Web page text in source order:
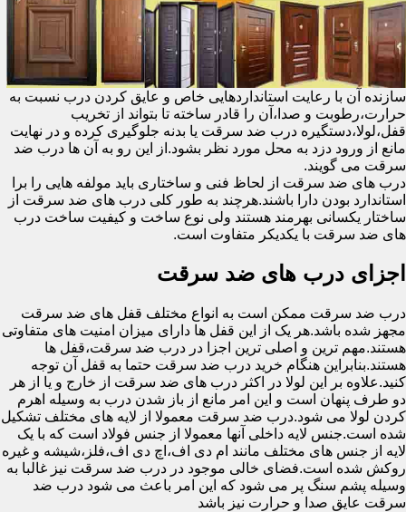
سازنده آن با رعایت استانداردهایی خاص و عایق کردن درب نسبت به
حرارت،رطوبت و صدا،آن را قادر ساخته تا بتواند از تخریب
قفل،لولا،دستگیره درب ضد سرقت یا بدنه جلوگیری کرده و در نهایت
مانع از ورود دزد به محل مورد نظر بشود.از این رو به آن ها درب ضد
سرقت می گویند.
درب های ضد سرقت از لحاظ فنی و ساختاری باید مولفه هایی را برا
استاندارد بودن دارا باشند.هرچند به طور کلی درب های ضد سرقت از
ساختار یکسانی بهرمند هستند ولی نوع ساخت و کیفیت ساخت درب
های ضد سرقت با یکدیکر متفاوت است.
اجزای درب های ضد سرقت
درب ضد سرقت ممکن است به انواع مختلف قفل های ضد سرقت
مجهز شده باشد.هر یک از این قفل ها دارای میزان امنیت های متفاوتی
هستند.مهم ترین و اصلی ترین اجزا در درب ضد سرقت،قفل ها
هستند.بنابراین هنگام خرید درب ضد سرقت حتما به قفل آن توجه
کنید.علاوه بر این لولا در اکثر درب های ضد سرقت از خارج و یا از هر
دو طرف پنهان است و این امر مانع از باز شدن درب به وسیله اهرم
کردن لولا می شود.درب ضد سرقت معمولا از لایه های مختلف تشکیل
شده است.جنس لایه داخلی آنها معمولا از جنس فولاد است که با یک
لایه از جنس های مختلف مانند ام دی اف،اچ دی اف،فلز،شیشه و غیره
روکش شده است.فضای خالی موجود در درب ضد سرقت نیز غالبا به
وسیله پشم سنگ پر می شود که این امر باعث می شود درب ضد
سرقت عایق صدا و حرارت نیز باشد